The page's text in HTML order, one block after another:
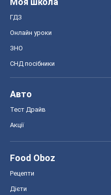
ГДЗ
Онлайн уроки
ЗНО
СНД посібники
Авто
Тест Драйв
Акції
Food Oboz
Рецепти
Дієти